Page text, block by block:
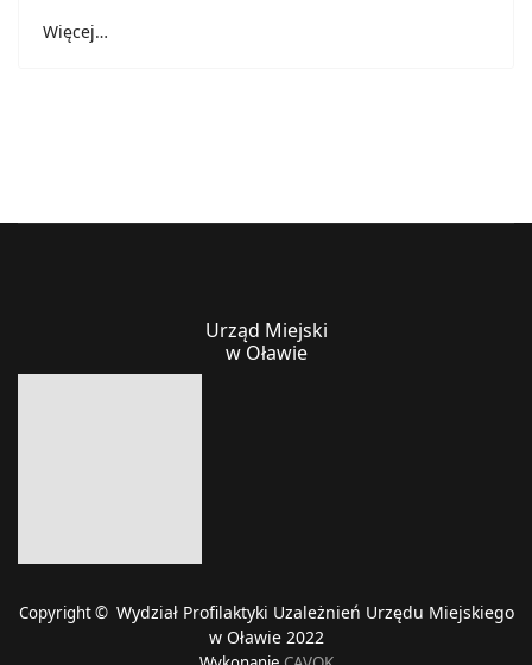
Więcej…
Urząd Miejski
w Oławie
Copyright © Wydział Profilaktyki Uzależnień Urzędu Miejskiego
w Oławie 2022